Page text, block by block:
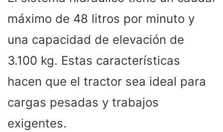
máximo de 48 litros por minuto y
una capacidad de elevación de
3.100 kg. Estas características
hacen que el tractor sea ideal para
cargas pesadas y trabajos
exigentes.